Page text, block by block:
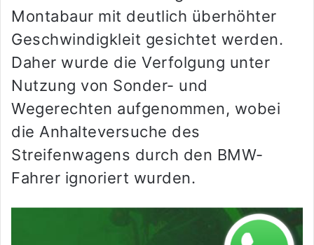
Montabaur mit deutlich überhöhter
Geschwindigkleit gesichtet werden.
Daher wurde die Verfolgung unter
Nutzung von Sonder- und
Wegerechten aufgenommen, wobei
die Anhalteversuche des
Streifenwagens durch den BMW-
Fahrer ignoriert wurden.